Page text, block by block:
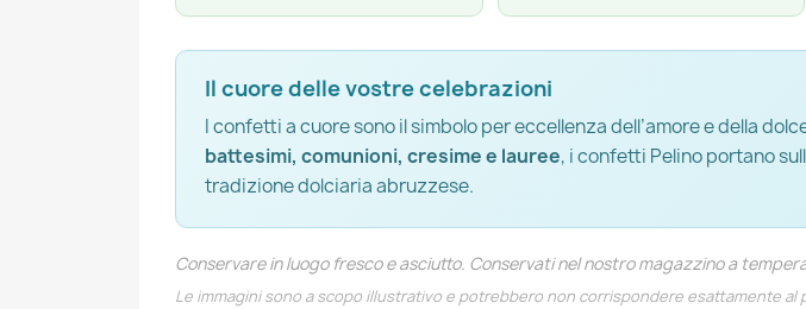
Il cuore delle vostre celebrazioni
I confetti a cuore sono il simbolo per eccellenza dell’amore e della
battesimi, comunioni, cresime e lauree, i confetti Pelino portano
tradizione dolciaria abruzzese.
Conservare in luogo fresco e asciutto. Conservati nel nostro magazzino a
Le immagini sono a scopo illustrativo e potrebbero non corrispondere esattamente al